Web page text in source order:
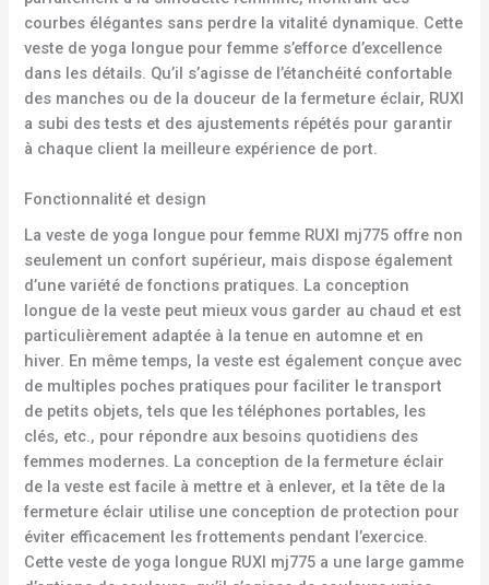
courbes élégantes sans perdre la vitalité dynamique. Cette
veste de yoga longue pour femme s’efforce d’excellence
dans les détails. Qu’il s’agisse de l’étanchéité confortable
des manches ou de la douceur de la fermeture éclair, RUXI
a subi des tests et des ajustements répétés pour garantir
à chaque client la meilleure expérience de port.
Fonctionnalité et design
La veste de yoga longue pour femme RUXI mj775 offre non
seulement un confort supérieur, mais dispose également
d’une variété de fonctions pratiques. La conception
longue de la veste peut mieux vous garder au chaud et est
particulièrement adaptée à la tenue en automne et en
hiver. En même temps, la veste est également conçue avec
de multiples poches pratiques pour faciliter le transport
de petits objets, tels que les téléphones portables, les
clés, etc., pour répondre aux besoins quotidiens des
femmes modernes. La conception de la fermeture éclair
de la veste est facile à mettre et à enlever, et la tête de la
fermeture éclair utilise une conception de protection pour
éviter efficacement les frottements pendant l’exercice.
Cette veste de yoga longue RUXI mj775 a une large gamme